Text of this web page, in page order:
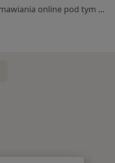
Specjalista nie oferuje umawiania online pod tym adresem.